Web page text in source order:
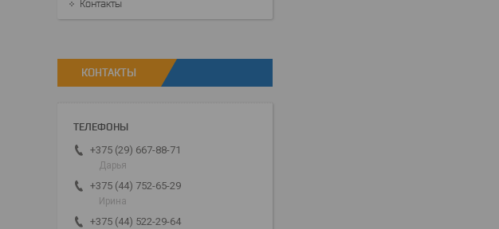
Контакты
КОНТАКТЫ
+375 (29) 667-88-71
Дарья
+375 (44) 752-65-29
Ирина
+375 (44) 522-29-64